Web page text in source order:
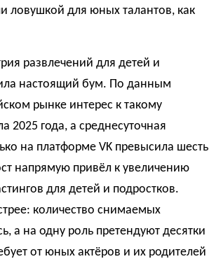
ловушкой для юных талантов, как
развлечений для детей и
настоящий бум. По данным
рынке интерес к такому
2025 года, а среднесуточная
на платформе VK превысила шесть
напрямую привёл к увеличению
для детей и подростков.
количество снимаемых
а на одну роль претендуют десятки
от юных актёров и их родителей